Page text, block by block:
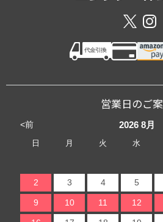
営業日のご
<前 2026 8月
日 月 火 水
2 3 4 5
9 10 11 12